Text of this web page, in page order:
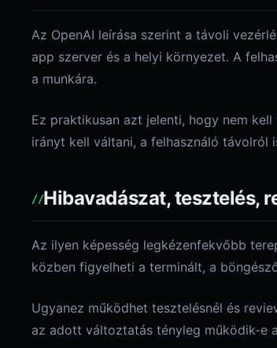
Az OpenAI leírása szerint a távoli
app szerver és a helyi környezet. A
a munkára.
Ez praktikusan azt jelenti, hogy nem
irányt kell váltani, a felhasználó távolról
Hibavadászat, tesztelés,
Az ilyen képesség legkézenfekvőbb
közben figyelheti a terminált, a
Ugyanez működhet tesztelésnél és
az adott változtatás tényleg működik-e